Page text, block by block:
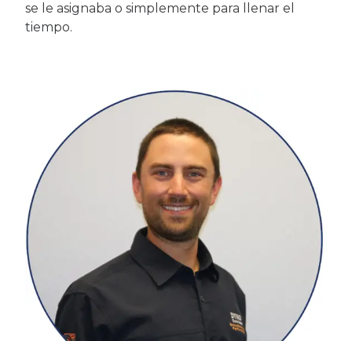
se le asignaba o simplemente para llenar el
tiempo.